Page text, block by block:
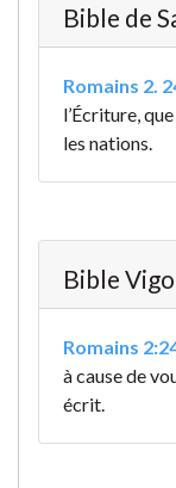
Bible de
Romains 2.
l’Écriture,
les nations.
Bible
Romains
à cause de
écrit.